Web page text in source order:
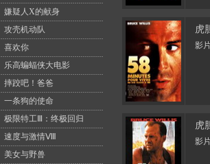
嫌疑人X的献身
攻壳机动队
喜欢你
乐高蝙蝠侠大电影
摔跤吧！爸爸
一条狗的使命
极限特工Ⅲ：终极回归
速度与激情Ⅷ
美女与野兽
虎
影
虎
影